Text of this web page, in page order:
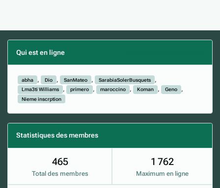
Qui est en ligne
abha Dio SanMateo
SarabiaSolerBusquets
Lma3ti Williams
primero maroccino Koman
Geno
Nieme inscrption
Statistiques des membres
465
Total des membres
1 762
Maximum en ligne